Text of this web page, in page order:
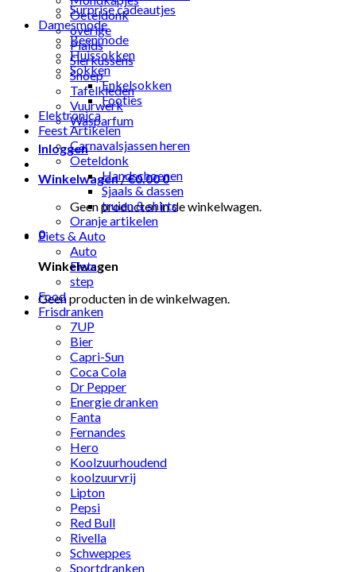
Oeteldonk
overige
Plaids
Sierkussens
Snoep
Tafelkleden
Vuurwerk
Wasparfum
Inloggen
Winkelwagen /€0.000
Geen producten in de winkelwagen.
0
Winkelwagen
Geen producten in de winkelwagen.
Surprise cadeautjes
Damesmode
Beenmode
Huissokken
Sokken
Enkelsokken
Footies
Elektronica
Feest Artikelen
Carnavalsjassen heren
Oeteldonk
Handschoenen
Sjaals & dassen
truien & shirts
Oranje artikelen
Fiets & Auto
Auto
Fiets
step
Food
Frisdranken
7UP
Bier
Capri-Sun
Coca Cola
Dr Pepper
Energie dranken
Fanta
Fernandes
Hero
Koolzuurhoudend
koolzuurvrij
Lipton
Pepsi
Red Bull
Rivella
Schweppes
Sportdranken